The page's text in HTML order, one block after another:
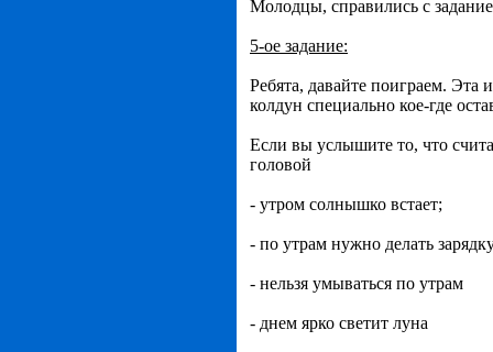
Молодцы, справились с
5-ое задание:
Ребята, давайте поиграем.
колдун специально кое-где
Если вы услышите то, что
головой
- утром солнышко встает;
- по утрам нужно делать
- нельзя умываться по утрам
- днем ярко светит луна